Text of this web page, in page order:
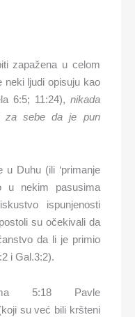
zapažena u celom
neki ljudi opisuju kao
6:5; 11:24), nikada
za sebe da je pun
Duhu (ili ‘primanje
u nekim pasusima
ispunjenosti
su očekivali da
da li je primio
i Gal.3:2).
5:18 Pavle
su već bili kršteni